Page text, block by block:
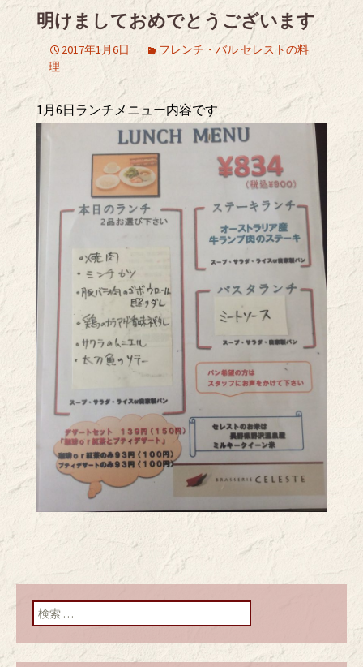
明けましておめでとうございます
2017年1月6日
フレンチ・バル セレストの料
理
1月6日ランチメニュー内容です
検索: